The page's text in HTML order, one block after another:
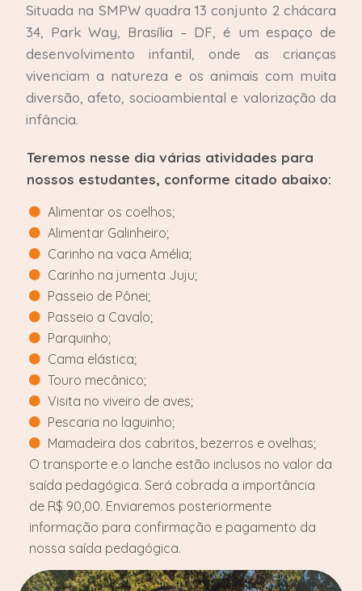
Situada na SMPW quadra 13 conjunto 2 chácara
34, Park Way, Brasília – DF, é um espaço de
desenvolvimento infantil, onde as crianças
vivenciam a natureza e os animais com muita
diversão, afeto, socioambiental e valorização da
infância.
Teremos nesse dia várias atividades para
nossos estudantes, conforme citado abaixo:
Alimentar os coelhos;
Alimentar Galinheiro;
Carinho na vaca Amélia;
Carinho na jumenta Juju;
Passeio de Pônei;
Passeio a Cavalo;
Parquinho;
Cama elástica;
Touro mecânico;
Visita no viveiro de aves;
Pescaria no laguinho;
Mamadeira dos cabritos, bezerros e ovelhas;
O transporte e o lanche estão inclusos no valor da
saída pedagógica. Será cobrada a importância
de R$ 90,00. Enviaremos posteriormente
informação para confirmação e pagamento da
nossa saída pedagógica.